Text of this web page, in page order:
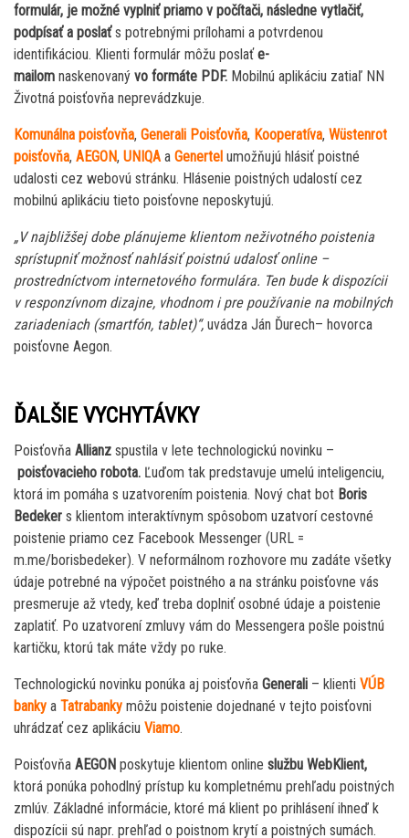
formulár, je možné vyplniť priamo v počítači, následne vytlačiť,
podpísať a poslaťs potrebnými prílohami a potvrdenou
identifikáciou. Klienti formulár môžu poslaťe-
mailom naskenovaný vo formáte PDF. Mobilnú aplikáciu zatiaľ NN
Životná poisťovňa neprevádzkuje.
Komunálna poisťovňa, Generali Poisťovňa, Kooperatíva, Wüstenrot
poisťovňa, AEGON, UNIQA a Genertel umožňujú hlásiť poistné
udalosti cez webovú stránku. Hlásenie poistných udalostí cez
mobilnú aplikáciu tieto poisťovne neposkytujú.
„V najbližšej dobe plánujeme klientom neživotného poistenia
sprístupniť možnosť nahlásiť poistnú udalosť online –
prostredníctvom internetového formulára. Ten bude k dispozícii
v responzívnom dizajne, vhodnom i pre používanie na mobilných
zariadeniach (smartfón, tablet)“, uvádza Ján Ďurech– hovorca
poisťovne Aegon.
ĎALŠIE VYCHYTÁVKY
Poisťovňa Allianz spustila v lete technologickú novinku –
poisťovacieho robota. Ľuďom tak predstavuje umelú inteligenciu,
ktorá im pomáha s uzatvorením poistenia. Nový chat bot Boris
Bedeker s klientom interaktívnym spôsobom uzatvorí cestovné
poistenie priamo cez Facebook Messenger (URL =
m.me/borisbedeker). V neformálnom rozhovore mu zadáte všetky
údaje potrebné na výpočet poistného a na stránku poisťovne vás
presmeruje až vtedy, keď treba doplniť osobné údaje a poistenie
zaplatiť. Po uzatvorení zmluvy vám do Messengera pošle poistnú
kartičku, ktorú tak máte vždy po ruke.
Technologickú novinku ponúka aj poisťovňa Generali – klienti VÚB
banky a Tatrabanky môžu poistenie dojednané v tejto poisťovni
uhrádzať cez aplikáciu Viamo.
Poisťovňa AEGON poskytuje klientom online službu WebKlient,
ktorá ponúka pohodlný prístup ku kompletnému prehľadu poistných
zmlúv. Základné informácie, ktoré má klient po prihlásení ihneď k
dispozícii sú napr. prehľad o poistnom krytí a poistných sumách.